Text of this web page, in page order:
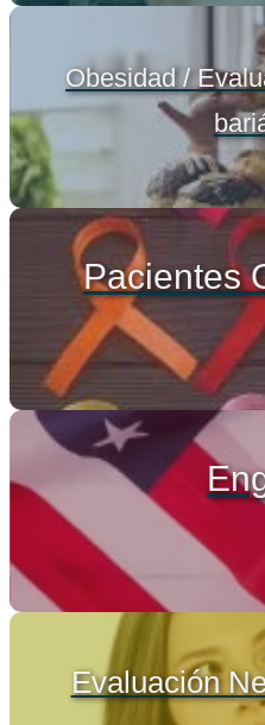
Obesidad /
Pacientes
Evaluación